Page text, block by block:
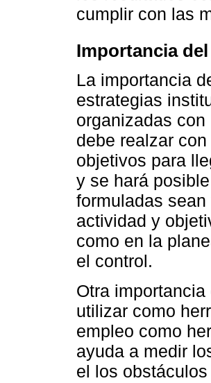
cumplir con las
Importancia
La importancia
estrategias
organizadas
debe realzar
objetivos para
y se hará
formuladas
actividad y
como en la
el control.
Otra
utilizar como
empleo como
ayuda a medir
el los